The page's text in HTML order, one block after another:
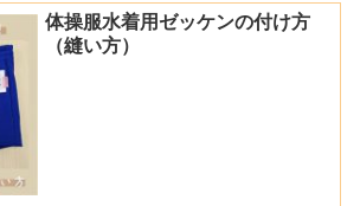
体操服水着用ゼッケンの付け方
（縫い方）